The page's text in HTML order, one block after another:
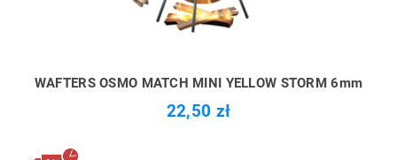
WAFTERS OSMO MATCH MINI YELLOW STORM 6mm
22,50 zł